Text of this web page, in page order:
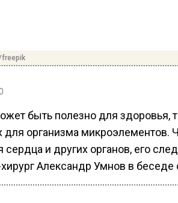
быть полезно для здоровья,
для организма микроэлементов.
и других органов, его
Александр Умнов в